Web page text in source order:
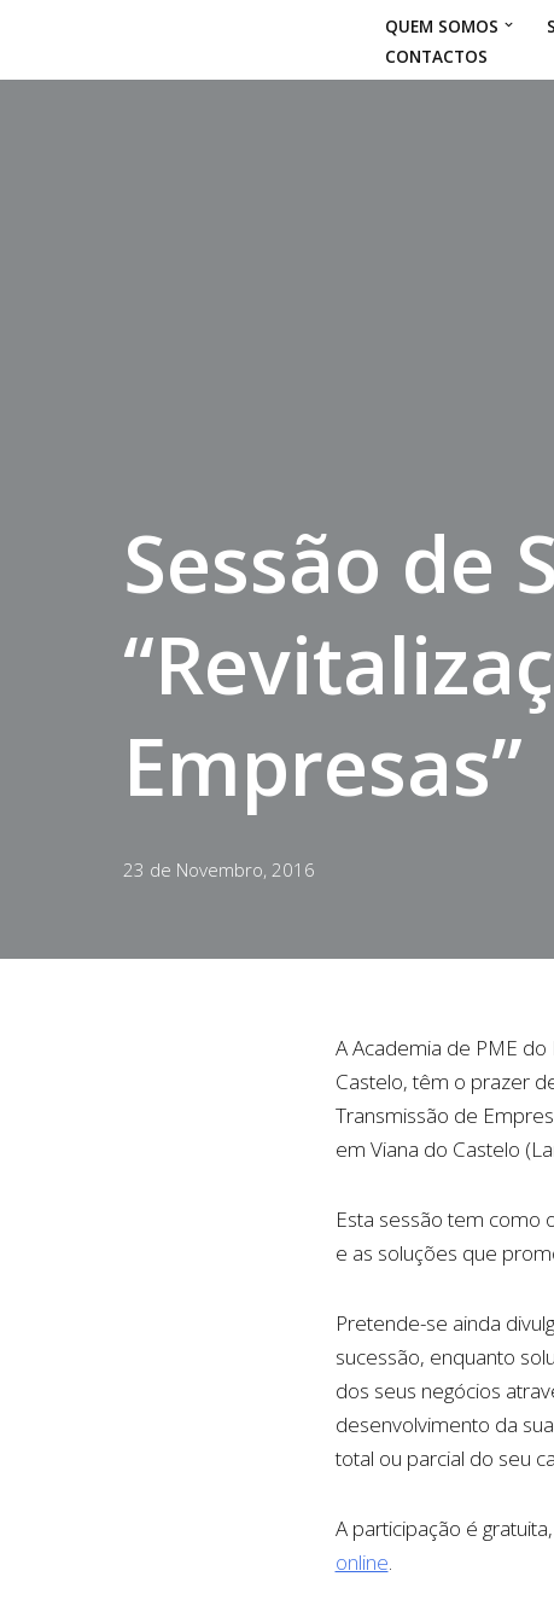
QUEM SOMOS
CONTACTOS
Sessão de
Empresas”
23 de Novembro, 2016
A Academia de PME do
Castelo, têm o prazer
Transmissão de
em Viana do Castelo
Esta sessão tem como
e as soluções que
Pretende-se ainda
sucessão, enquanto
dos seus negócios
desenvolvimento da
total ou parcial do seu
A participação é
online.